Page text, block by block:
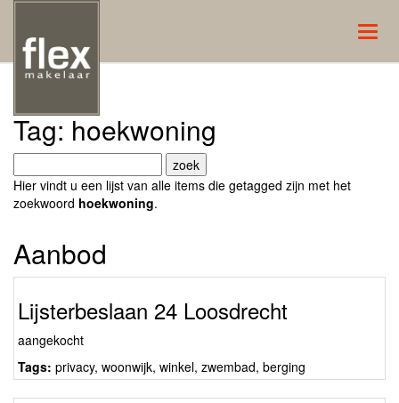
Tags
Tag: hoekwoning
Hier vindt u een lijst van alle items die getagged zijn met het
zoekwoord hoekwoning.
Aanbod
Lijsterbeslaan 24 Loosdrecht
aangekocht
Tags: privacy, woonwijk, winkel, zwembad, berging